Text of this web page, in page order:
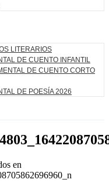
LITERARIOS
DE CUENTO INFANTIL
DE CUENTO CORTO
DE POESÍA 2026
en